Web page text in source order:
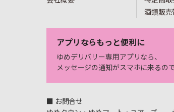
酒類販
アプリならもっと便利に
ゆめデリバリー専用アプリなら、
メッセージの通知がスマホに来るの
■ お問合せ